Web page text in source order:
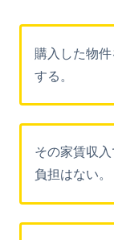
購入した物
する。
その家賃収
負担はない。